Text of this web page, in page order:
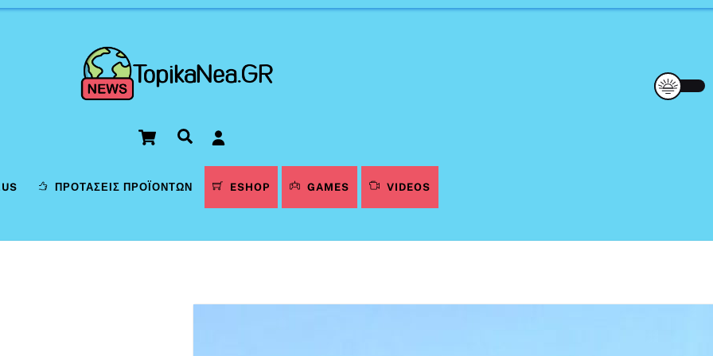
Cart Αναζήτηση
ΠΡΟΤΆΣΕΙΣ ΠΡΟΪΌΝΤΩΝ ESHOP GAMES VIDEOS